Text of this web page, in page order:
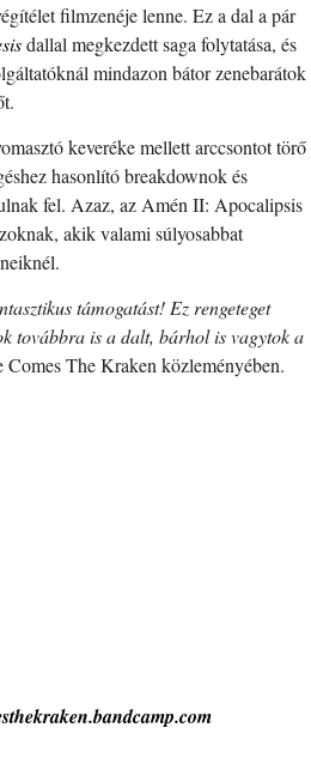
filmzenéje lenne. Ez a dal a pár
dallal megkezdett saga folytatása, és
mindazon bátor zenebarátok
keveréke mellett arccsontot törő
hasonlító breakdownok és
fel. Azaz, az Amén II: Apocalipsis
akik valami súlyosabbat
támogatást! Ez rengeteget
továbbra is a dalt, bárhol is vagytok a
Comes The Kraken közleményében.